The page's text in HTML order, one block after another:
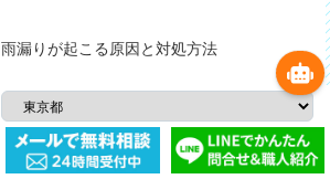
漏りが起こる原因と対処方法
から侵入する雨水にもご用心！床下からの雨
SOSかも